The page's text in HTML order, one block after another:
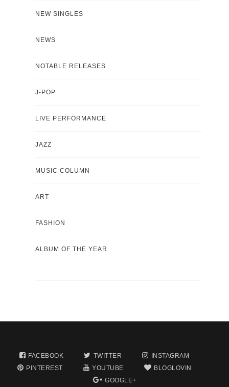
NEW SINGLES
NEWS
NOTABLE RELEASES
J-POP
LIVE PERFORMANCE
JAZZ
MUSIC COLUMN
ART
FASHION
ALBUM OF THE YEAR
FACEBOOK TWITTER
INSTAGRAM
PINTEREST
YOUTUBE
BLOGLOVIN
GOOGLE+